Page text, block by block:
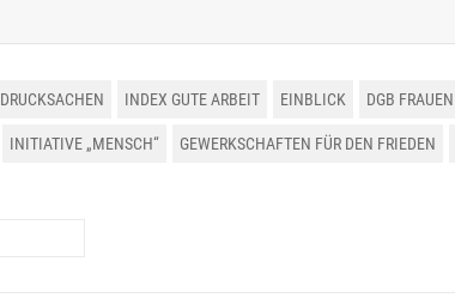
DRUCKSACHEN INDEX GUTE ARBEIT EINBLICK DGB FRAUEN
INITIATIVE „MENSCH“ GEWERKSCHAFTEN FÜR DEN FRIEDEN